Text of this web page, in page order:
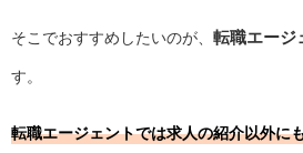
そこでおすすめしたいのが、 転職エージ
す。
転職エージェントでは求人の紹介以外に